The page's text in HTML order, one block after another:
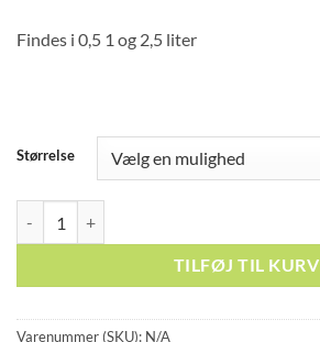
Findes i 0,5 1 og 2,5 liter
Størrelse
TILFØJ TIL KURV
Varenummer (SKU): N/A